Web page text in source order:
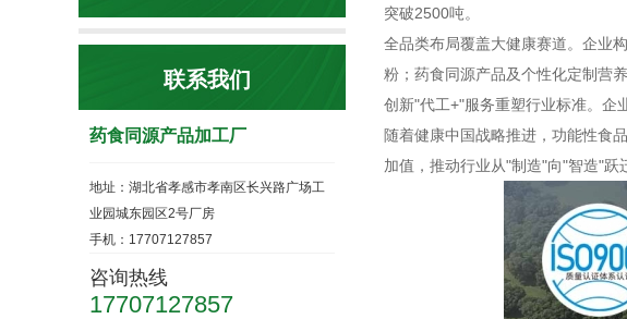
联系我们
药食同源产品加工厂
地址：湖北省孝感市孝南区长兴路广场工
业园城东园区2号厂房
手机：17707127857
咨询热线
17707127857
突破2500吨。
全品类布局覆盖大健康赛道。企业
粉；药食同源产品及个性化定制营养
创新"代工+"服务重塑行业标准。企
随着健康中国战略推进，功能性食
加值，推动行业从"制造"向"智造"跃